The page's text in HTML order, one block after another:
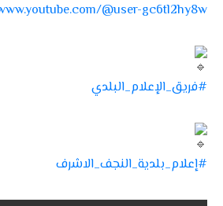
@user-gc6tl2hy8w
#فريق_الإعلام_البلدي
#إعلام_بلدية_النجف_الاشرف